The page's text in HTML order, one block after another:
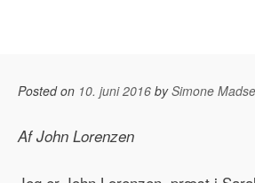
Posted on 10. juni 2016 bySimone
Af John Lorenzen